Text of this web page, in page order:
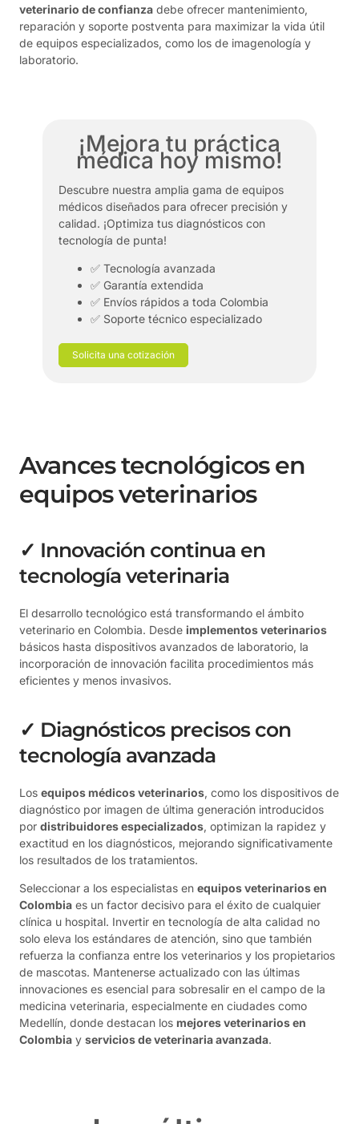
veterinario de confianza debe ofrecer mantenimiento,
reparación y soporte postventa para maximizar la vida útil
de equipos especializados, como los de imagenología y
laboratorio.
¡Mejora tu práctica
médica hoy mismo!
Descubre nuestra amplia gama de equipos
médicos diseñados para ofrecer precisión y
calidad. ¡Optimiza tus diagnósticos con
tecnología de punta!
✅ Tecnología avanzada
✅ Garantía extendida
✅ Envíos rápidos a toda Colombia
✅ Soporte técnico especializado
Solicita una cotización
Avances tecnológicos en
equipos veterinarios
✓ Innovación continua en
tecnología veterinaria
El desarrollo tecnológico está transformando el ámbito
veterinario en Colombia. Desde implementos veterinarios
básicos hasta dispositivos avanzados de laboratorio, la
incorporación de innovación facilita procedimientos más
eficientes y menos invasivos.
✓ Diagnósticos precisos con
tecnología avanzada
Los equipos médicos veterinarios, como los dispositivos de
diagnóstico por imagen de última generación introducidos
por distribuidores especializados, optimizan la rapidez y
exactitud en los diagnósticos, mejorando significativamente
los resultados de los tratamientos.
Seleccionar a los especialistas en equipos veterinarios en
Colombia es un factor decisivo para el éxito de cualquier
clínica u hospital. Invertir en tecnología de alta calidad no
solo eleva los estándares de atención, sino que también
refuerza la confianza entre los veterinarios y los propietarios
de mascotas. Mantenerse actualizado con las últimas
innovaciones es esencial para sobresalir en el campo de la
medicina veterinaria, especialmente en ciudades como
Medellín, donde destacan los mejores veterinarios en
Colombia y servicios de veterinaria avanzada.